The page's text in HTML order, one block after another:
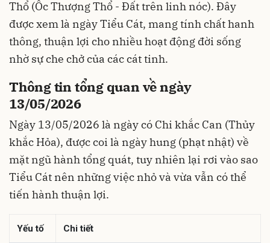
Thổ (Ốc Thượng Thổ - Đất trên linh nóc). Đây
được xem là ngày Tiểu Cát, mang tính chất hanh
thông, thuận lợi cho nhiều hoạt động đời sống
nhờ sự che chở của các cát tinh.
Thông tin tổng quan về ngày
13/05/2026
Ngày 13/05/2026 là ngày có Chi khắc Can (Thủy
khắc Hỏa), được coi là ngày hung (phạt nhật) về
mặt ngũ hành tổng quát, tuy nhiên lại rơi vào sao
Tiểu Cát nên những việc nhỏ và vừa vẫn có thể
tiến hành thuận lợi.
Yếu tố Chi tiết